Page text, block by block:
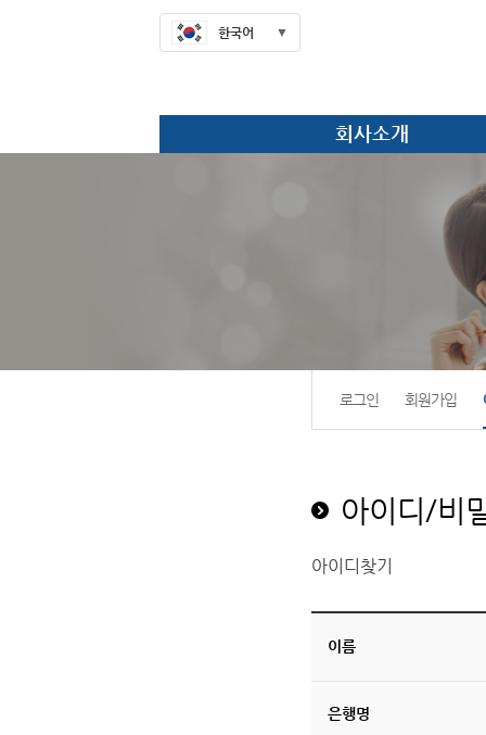
한국어
회사소개
로그인 회원가입
아이디/비
아이디찾기
이름
은행명